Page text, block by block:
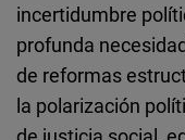
incertidumbre
profunda
de reformas
la polarización